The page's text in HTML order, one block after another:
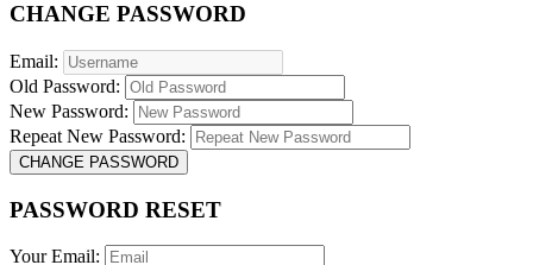
CHANGE PASSWORD
Email:
Old Password:
New Password:
Repeat New Password:
CHANGE PASSWORD
PASSWORD RESET
Your Email: